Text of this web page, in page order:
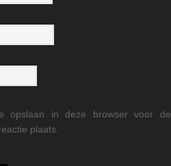
opslaan in deze browser voor de
plaats.